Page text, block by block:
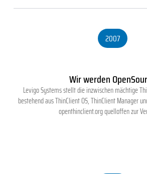
2007
Wir werden
Levigo Systems stellt die inzwischen mächtige
bestehend aus ThinClient OS, ThinClient Manager
openthinclient.org quelloffen zur